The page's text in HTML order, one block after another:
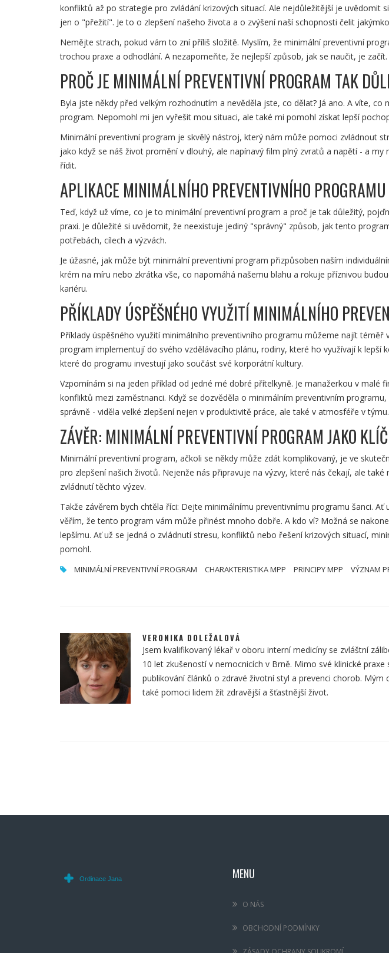
konfliktů až po strategie pro zvládání krizových situací. Ale nejdůležitější je uvědomit
jen o "přežití". Je to o zlepšení našeho života a o zvýšení naší schopnosti čelit
Nemějte strach, pokud vám to zní příliš složitě. Myslím, že minimální preventivní
trochou praxe a odhodlání. A nezapomeňte, že nejlepší způsob, jak se naučit, je
PROČ JE MINIMÁLNÍ PREVENTIVNÍ PROGRAM TAK
Byla jste někdy před velkým rozhodnutím a nevěděla jste, co dělat? Já ano. A víte,
program. Nepomohl mi jen vyřešit mou situaci, ale také mi pomohl získat lepší
Minimální preventivní program je skvělý nástroj, který nám může pomoci zvládnout
jako když se náš život promění v dlouhý, ale napínavý film plný zvratů a napětí - a
řídit.
APLIKACE MINIMÁLNÍHO PREVENTIVNÍHO
Teď, když už víme, co je to minimální preventivní program a proč je tak důležitý,
praxi. Je důležité si uvědomit, že neexistuje jediný "správný" způsob, jak tento
potřebách, cílech a výzvách.
Je úžasné, jak může být minimální preventivní program přizpůsoben naším
krém na míru nebo zkrátka vše, co napomáhá našemu blahu a rokuje příznivou
kariéru.
PŘÍKLADY ÚSPĚŠNÉHO VYUŽITÍ MINIMÁLNÍHO
Příklady úspěšného využití minimálního preventivního programu můžeme najít
program implementují do svého vzdělávacího plánu, rodiny, které ho využívají k lepší
které do programu investují jako součást své korporátní kultury.
Vzpomínám si na jeden příklad od jedné mé dobré přítelkyně. Je manažerkou v malé
konfliktů mezi zaměstnanci. Když se dozvěděla o minimálním preventivním
správně - viděla velké zlepšení nejen v produktivitě práce, ale také v atmosféře v týmu.
ZÁVĚR: MINIMÁLNÍ PREVENTIVNÍ PROGRAM JAKO
Minimální preventivní program, ačkoli se někdy může zdát komplikovaný, je ve
pro zlepšení našich životů. Nejenže nás připravuje na výzvy, které nás čekají, ale
zvládnutí těchto výzev.
Takže závěrem bych chtěla říci: Dejte minimálnímu preventivnímu programu šanci.
věřím, že tento program vám může přinést mnoho dobře. A kdo ví? Možná se
lepšímu. Ať už se jedná o zvládnutí stresu, konfliktů nebo řešení krizových situací,
pomohl.
MINIMÁLNÍ PREVENTIVNÍ PROGRAM CHARAKTERISTIKA MPP PRINCIPY MPP VÝZNAM
VERONIKA DOLEŽALOVÁ
Jsem kvalifikovaný lékař v oboru interní medicíny se zvláštní
10 let zkušeností v nemocnicích v Brně. Mimo své klinické praxe
publikování článků o zdravé životní styl a prevenci chorob. Mým
také pomoci lidem žít zdravější a šťastnější život.
MENU
O NÁS
OBCHODNÍ PODMÍNKY